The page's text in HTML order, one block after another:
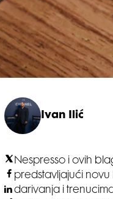
Ivan Ilić
Nespresso i ovih
predstavljajući
darivanja i